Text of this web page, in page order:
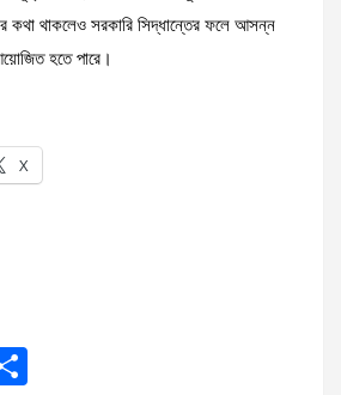
কথা থাকলেও সরকারি সিদ্ধান্তের ফলে আসন্ন
হতে পারে।
X